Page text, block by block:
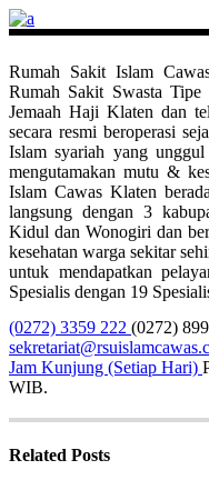
Rumah Sakit Islam
Rumah Sakit Swasta Tipe
Jemaah Haji Klaten dan
secara resmi beroperasi
Islam syariah yang
mengutamakan mutu &
Islam Cawas Klaten
langsung dengan 3
Kidul dan Wonogiri dan
kesehatan warga sekitar
untuk mendapatkan
Spesialis dengan 19
(0272) 3359 222 (0272)
Jam Kunjung (Setiap Hari)
WIB.
Related Posts